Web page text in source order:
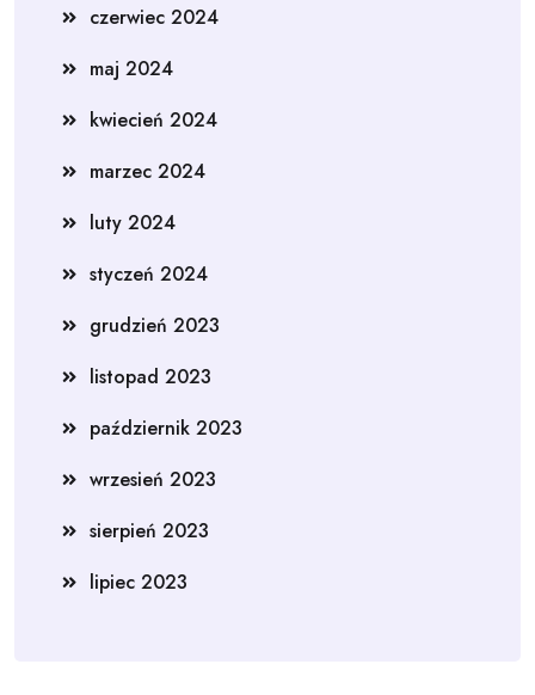
czerwiec 2024
maj 2024
kwiecień 2024
marzec 2024
luty 2024
styczeń 2024
grudzień 2023
listopad 2023
październik 2023
wrzesień 2023
sierpień 2023
lipiec 2023